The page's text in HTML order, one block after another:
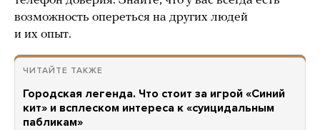
возможность опереться на других людей
и их опыт.
ЧИТАЙТЕ ТАКЖЕ
Городская легенда. Что стоит за игрой «Синий
кит» и всплеском интереса к «суицидальным
пабликам»